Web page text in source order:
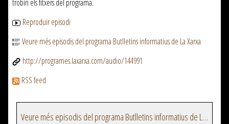
trobin els fitxers del programa.
Reproduir episodi
Veure més episodis del programa Butlletins informatius de La Xarxa
http://programes.laxarxa.com/audio/144991
RSS feed
Veure més episodis del programa Butlletins informatius de La Xarxa